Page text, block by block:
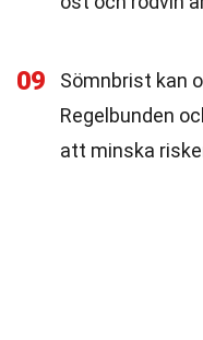
09
Sömnbrist kan
Regelbunden
att minska